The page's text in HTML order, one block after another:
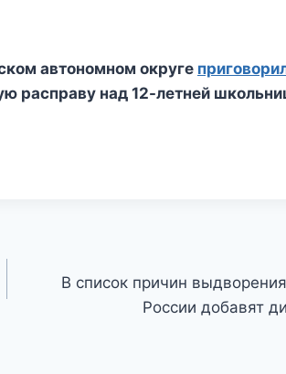
автономном округе
расправу над 12-летней
В список причин
России добавят